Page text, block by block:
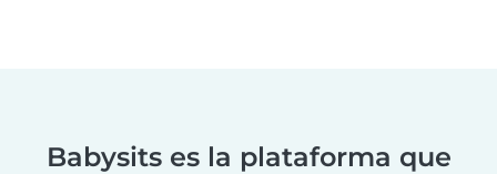
Babysits es la plataforma que